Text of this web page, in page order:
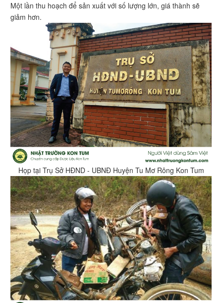
Một lần thu hoạch để sản xuất với số lượng lớn, giá thành sẽ
giảm hơn.
Họp tại Trụ Sở HĐND - UBNĐ Huyện Tu Mơ Rông Kon Tum